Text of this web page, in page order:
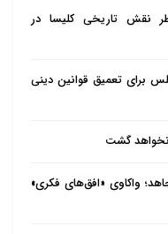
نقش تاریخی کلیسا در
برای تعمیق قوانین دینی
گشت
واکاوی «افق‌های فکری»